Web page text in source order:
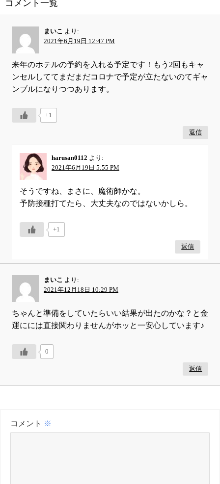
コメント一覧
まいこ より:
2021年6月19日 12:47 PM
来年のホテルの予約を入れる予定です！もう2回もキャ
ンセルしててまだまだコロナで予定が立たないのてギャ
ンブルになりつつあります。
+1
返信
harusan0112 より:
2021年6月19日 5:55 PM
そうですね、まさに、魔術師かな。
予防接種打てたら、大丈夫なのではないかしら。
+1
返信
まいこ より:
2021年12月18日 10:29 PM
ちゃんと準備をしていたらいい結果が出たのかな？と金
運にには直接関わりませんがホッと一安心しています♪
0
返信
コメント ※